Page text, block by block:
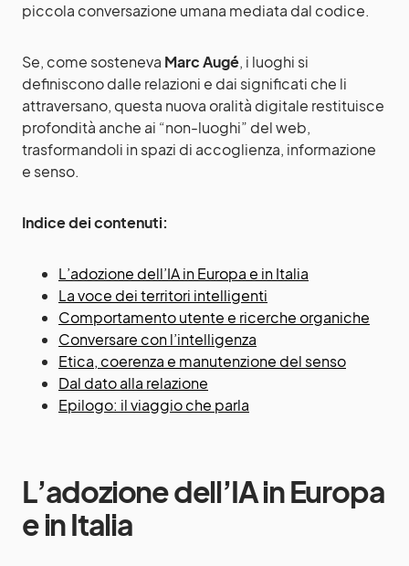
piccola conversazione umana mediata dal codice.
Se, come sosteneva Marc Augé, i luoghi si
definiscono dalle relazioni e dai significati che li
attraversano, questa nuova oralità digitale restituisce
profondità anche ai “non-luoghi” del web,
trasformandoli in spazi di accoglienza, informazione
e senso.
Indice dei contenuti:
L’adozione dell’IA in Europa e in Italia
La voce dei territori intelligenti
Comportamento utente e ricerche organiche
Conversare con l’intelligenza
Etica, coerenza e manutenzione del senso
Dal dato alla relazione
Epilogo: il viaggio che parla
L’adozione dell’IA in Europa
e in Italia